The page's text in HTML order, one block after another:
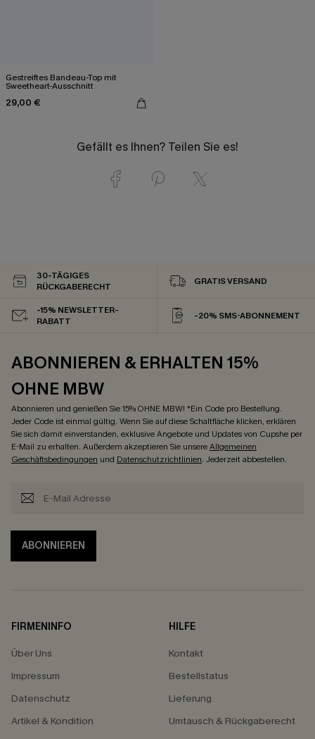
Gestreiftes Bandeau-Top mit
Sweetheart-Ausschnitt
29,00 €
Gefällt es Ihnen? Teilen Sie es!
30-TÄGIGES
RÜCKGABERECHT
GRATIS VERSAND
-15% NEWSLETTER-
RABATT
-20% SMS-ABONNEMENT
ABONNIEREN & ERHALTEN 15%
OHNE MBW
Abonnieren und genießen Sie 15% OHNE MBW! *Ein Code pro Bestellung.
Jeder Code ist einmal gültig. Wenn Sie auf diese Schaltfläche klicken, erklären
Sie sich damit einverstanden, exklusive Angebote und Updates von Cupshe per
E-Mail zu erhalten. Außerdem akzeptieren Sie unsereAllgemeinen
Geschäftsbedingungen und Datenschutzrichtlinien. Jederzeit abbestellen.
ABONNIEREN
FIRMENINFO
Über Uns
Impressum
Datenschutz
Artikel & Kondition
HILFE
Kontakt
Bestellstatus
Lieferung
Umtausch & Rückgaberecht